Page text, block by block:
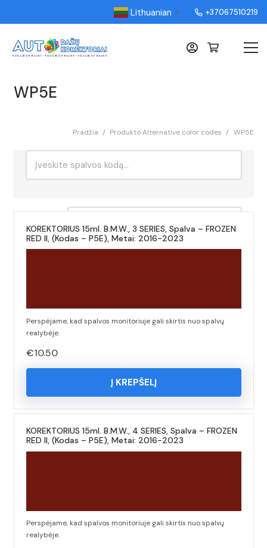
Lithuanian ▼ +37067510219
WP5E
Pradžia / Produkto Alternative color codes / WP5E
KOREKTORIUS 15ml. B.M.W., 3 SERIES, Spalva – FROZEN
RED II, (Kodas – P5E), Metai: 2016-2023
Perspėjame, kad spalvos monitoriuje gali skirtis nuo spalvų
realybėje.
€10.50
Į KREPŠELĮ
KOREKTORIUS 15ml. B.M.W., 4 SERIES, Spalva – FROZEN
RED II, (Kodas – P5E), Metai: 2016-2023
Perspėjame, kad spalvos monitoriuje gali skirtis nuo spalvų
realybėje.